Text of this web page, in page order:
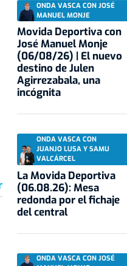
ONDA VASCA CON JOSÉ
MANUEL MONJE
Movida Deportiva con
José Manuel Monje
(06/08/26) | El nuevo
destino de Julen
Agirrezabala, una
incógnita
ONDA VASCA CON
JUANJO LUSA Y SAMU
VALCÁRCEL
La Movida Deportiva
(06.08.26): Mesa
redonda por el fichaje
del central
ONDA VASCA CON JOSÉ